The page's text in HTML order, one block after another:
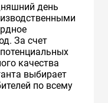
день
За счет
качества
выбирает
по всему